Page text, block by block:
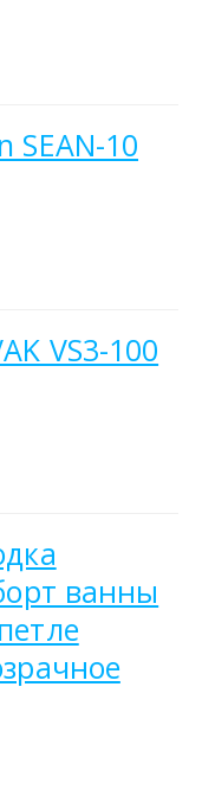
SEAN-10
VS3-100
ванны